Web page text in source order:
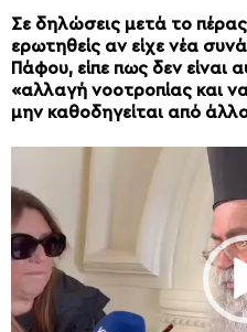
Σε δηλώσεις μετά το πέρας
ερωτηθείς αν είχε νέα
Πάφου, είπε πως δεν είναι
«αλλαγή νοοτροπίας και
μην καθοδηγείται από
Πρόγραμμα
Βίντεο